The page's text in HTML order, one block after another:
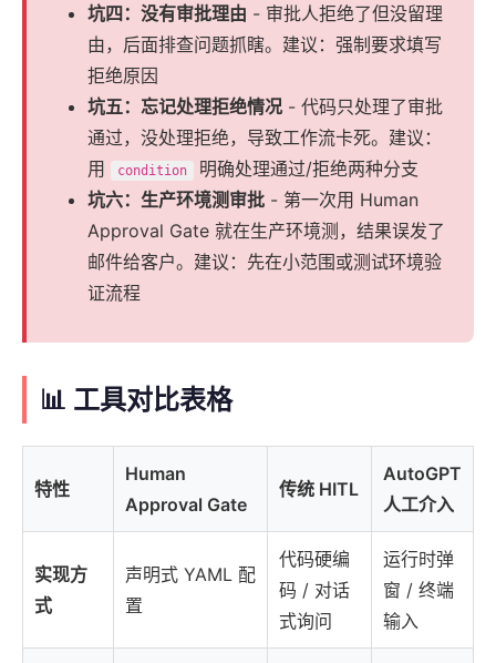
坑四：没有审批理由 - 审批人拒绝了但没留理
由，后面排查问题抓瞎。建议：强制要求填写
拒绝原因
坑五：忘记处理拒绝情况 - 代码只处理了审批
通过，没处理拒绝，导致工作流卡死。建议：
用
condition
明确处理通过/拒绝两种分支
坑六：生产环境测审批 - 第一次用 Human
Approval Gate 就在生产环境测，结果误发了
邮件给客户。建议：先在小范围或测试环境验
证流程
📊 工具对比表格
特性
Human
Approval Gate
传统 HITL
AutoGPT
人工介入
实现方
式
声明式 YAML 配
置
代码硬编
码 / 对话
式询问
运行时弹
窗 / 终端
输入